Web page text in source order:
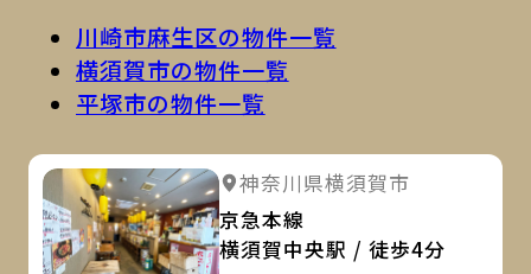
川崎市麻生区の物件一覧
横須賀市の物件一覧
平塚市の物件一覧
詳細を見る 詳細を見る
神奈川県横須賀市
京急本線
横須賀中央駅 / 徒歩4分